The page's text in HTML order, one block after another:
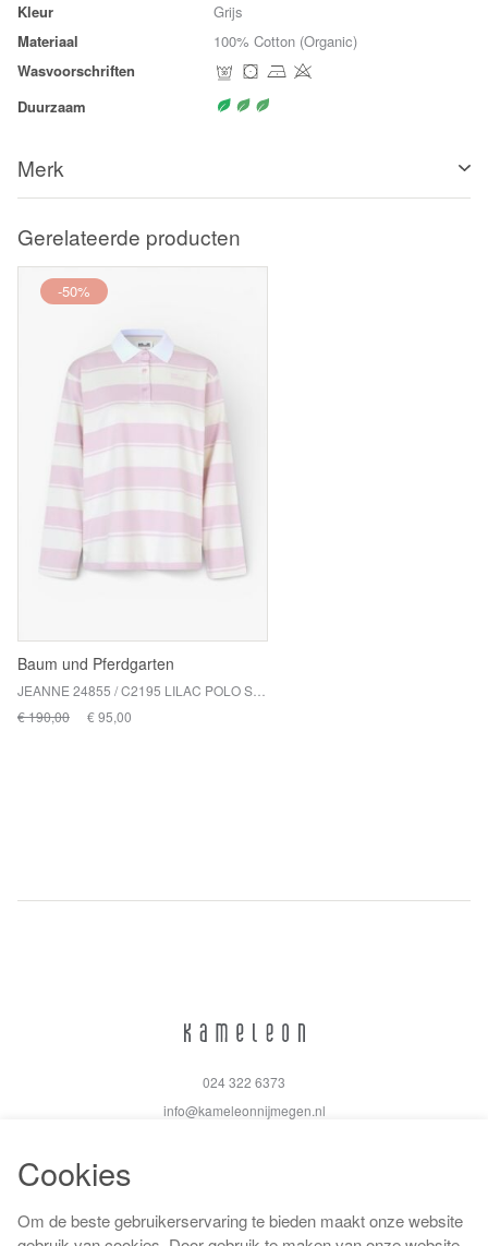
Kleur
Grijs
Materiaal
100% Cotton (Organic)
Wasvoorschriften
Duurzaam
Merk
Gerelateerde producten
-50%
Baum und Pferdgarten
€ 190,00
€ 95,00
024 322 6373
info@kameleonnijmegen.nl
Algemene voorwaarden
Cookies
Om de beste gebruikerservaring te bieden maakt onze website